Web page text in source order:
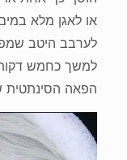
או לאגן מלא
לערבב היטב
למשך כחמש
הפאה הסינתטית